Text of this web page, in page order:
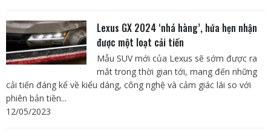
Lexus GX 2024 ‘nhá hàng’, hứa hẹn nhận
được một loạt cải tiến
Mẫu SUV mới của Lexus sẽ sớm được ra
mắt trong thời gian tới, mang đến những
cải tiến đáng kể về kiểu dáng, công nghệ và cảm giác lái so với
phiên bản tiền...
12/05/2023